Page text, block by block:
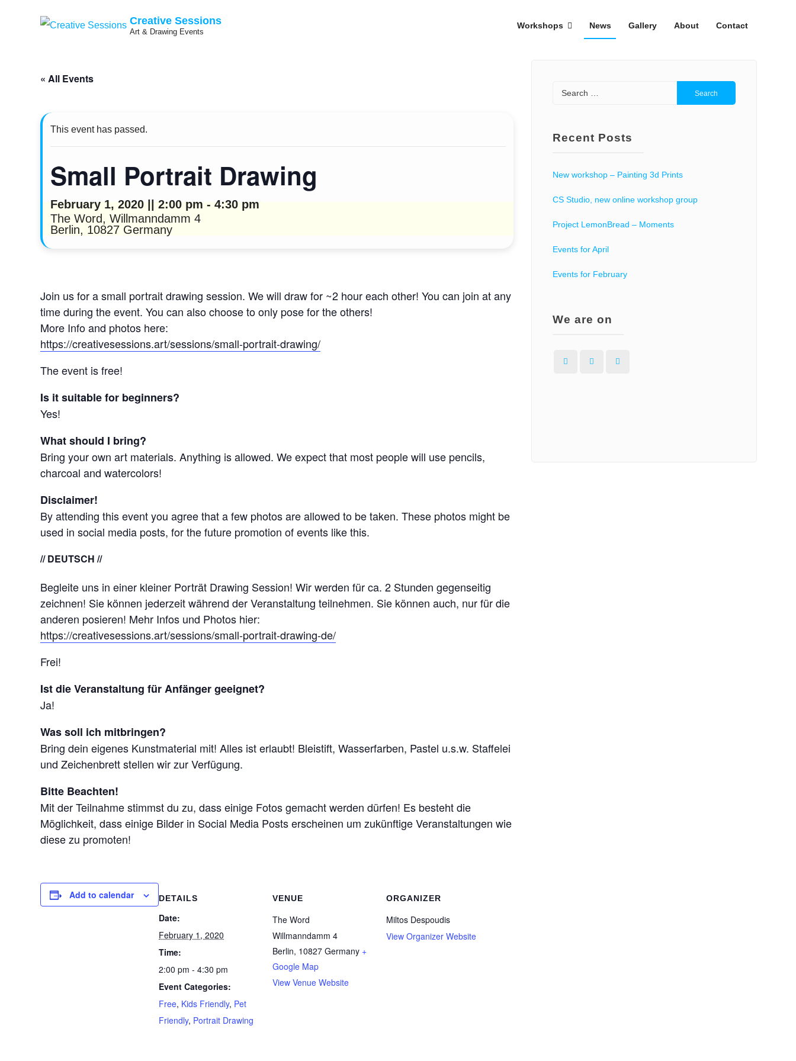
Creative Sessions
Art & Drawing Events
Workshops News Gallery About Contact
« All Events
This event has passed.
Small Portrait Drawing
February 1, 2020 || 2:00 pm - 4:30 pm
The Word, Willmanndamm 4
Berlin, 10827 Germany
Join us for a small portrait drawing session. We will draw for ~2 hour each other! You can join at any
time during the event. You can also choose to only pose for the others!
More Info and photos here:
https://creativesessions.art/sessions/small-portrait-drawing/
The event is free!
Is it suitable for beginners?
Yes!
What should I bring?
Bring your own art materials. Anything is allowed. We expect that most people will use pencils,
charcoal and watercolors!
Disclaimer!
By attending this event you agree that a few photos are allowed to be taken. These photos might be
used in social media posts, for the future promotion of events like this.
// DEUTSCH //
Begleite uns in einer kleiner Porträt Drawing Session! Wir werden für ca. 2 Stunden gegenseitig
zeichnen! Sie können jederzeit während der Veranstaltung teilnehmen. Sie können auch, nur für die
anderen posieren! Mehr Infos und Photos hier:
https://creativesessions.art/sessions/small-portrait-drawing-de/
Frei!
Ist die Veranstaltung für Anfänger geeignet?
Ja!
Was soll ich mitbringen?
Bring dein eigenes Kunstmaterial mit! Alles ist erlaubt! Bleistift, Wasserfarben, Pastel u.s.w. Staffelei
und Zeichenbrett stellen wir zur Verfügung.
Bitte Beachten!
Mit der Teilnahme stimmst du zu, dass einige Fotos gemacht werden dürfen! Es besteht die
Möglichkeit, dass einige Bilder in Social Media Posts erscheinen um zukünftige Veranstaltungen wie
diese zu promoten!
Add to calendar DETAILS
Date:
February 1, 2020
Time:
2:00 pm - 4:30 pm
Event Categories:
Free, Kids Friendly, Pet
Friendly, Portrait Drawing
VENUE
The Word
Willmanndamm 4
Berlin, 10827 Germany +
Google Map
View Venue Website
ORGANIZER
Miltos Despoudis
View Organizer Website
Search
for:
Recent Posts
New workshop – Painting 3d Prints
CS Studio, new online workshop group
Project LemonBread – Moments
Events for April
Events for February
We are on
FacebookInstagramWordPress